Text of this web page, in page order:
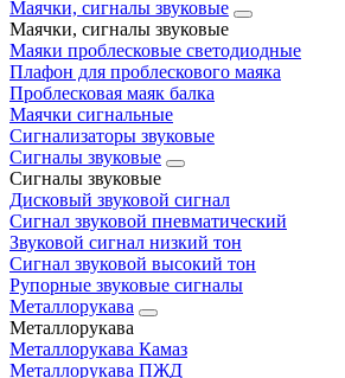
Маячки, сигналы звуковые
Маячки, сигналы звуковые
Маяки проблесковые светодиодные
Плафон для проблескового маяка
Проблесковая маяк балка
Маячки сигнальные
Сигнализаторы звуковые
Сигналы звуковые
Сигналы звуковые
Дисковый звуковой сигнал
Сигнал звуковой пневматический
Звуковой сигнал низкий тон
Сигнал звуковой высокий тон
Рупорные звуковые сигналы
Металлорукава
Металлорукава
Металлорукава Камаз
Металлорукава ПЖД